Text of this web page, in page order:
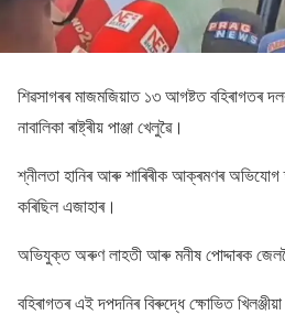
শিৱসাগৰৰ মাজমজিয়াত ১৩ আগষ্টত বহিৰাগতৰ
নাবালিকা ৰাষ্ট্ৰীয় পাঞ্জা খেলুৱৈ।
শ্নীলতা হানিৰ আৰু শাৰিৰীক আক্ৰমণৰ
কৰিছিল এজাহাৰ।
অভিযুক্ত অৰুণ লাহতী আৰু মনীষ পোদ্দাৰক
বহিৰাগতৰ এই দপদনিৰ বিৰুদ্ধে ক্ষোভিত